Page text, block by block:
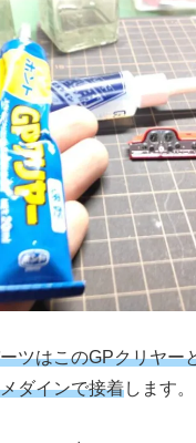
ツはこのGPクリヤー
ダインで接着します。